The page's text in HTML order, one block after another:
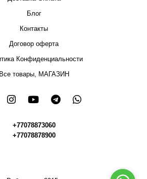
Блог
Контакты
Договор оферта
Конфиденциальности
Все товары, МАГАЗИН
+77078873060
+77078878900